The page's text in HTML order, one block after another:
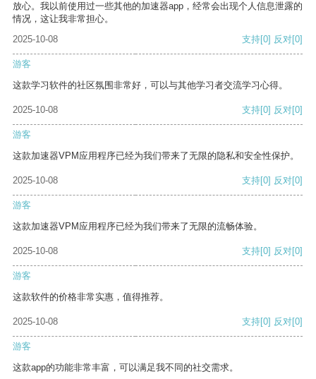
放心。我以前使用过一些其他的加速器app，经常会出现个人信息泄露的
情况，这让我非常担心。
2025-10-08
支持[0] 反对[0]
游客
这款学习软件的社区氛围非常好，可以与其他学习者交流学习心得。
2025-10-08 支持[0] 反对[0]
游客
这款加速器VPM应用程序已经为我们带来了无限的隐私和安全性保护。
2025-10-08 支持[0] 反对[0]
游客
这款加速器VPM应用程序已经为我们带来了无限的流畅体验。
2025-10-08 支持[0] 反对[0]
游客
这款软件的价格非常实惠，值得推荐。
2025-10-08 支持[0] 反对[0]
游客
这款app的功能非常丰富，可以满足我不同的社交需求。